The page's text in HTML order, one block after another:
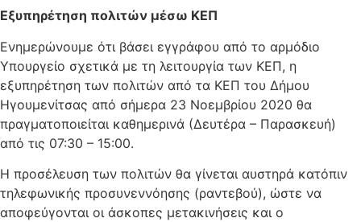
Εξυπηρέτηση πολιτών μέσω ΚΕΠ
Ενημερώνουμε ότι βάσει εγγράφου από το αρμόδιο
Υπουργείο σχετικά με τη λειτουργία των ΚΕΠ, η
εξυπηρέτηση των πολιτών από τα ΚΕΠ του Δήμου
Ηγουμενίτσας από σήμερα 23 Νοεμβρίου 2020 θα
πραγματοποιείται καθημερινά (Δευτέρα – Παρασκευή)
από τις 07:30 – 15:00.
Η προσέλευση των πολιτών θα γίνεται αυστηρά κατόπιν
τηλεφωνικής προσυνεννόησης (ραντεβού), ώστε να
αποφεύγονται οι άσκοπες μετακινήσεις και ο